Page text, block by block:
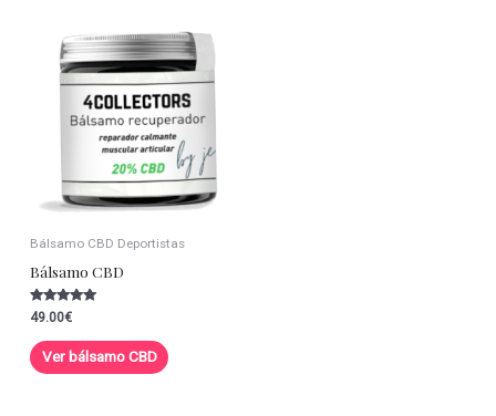
Bálsamo CBD Deportistas
Bálsamo CBD
Valorado con
5.00
de 5
49.00€
Ver bálsamo CBD